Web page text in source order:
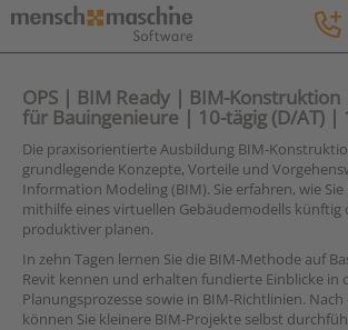
OPS | BIM Ready | BIM-
für Bauingenieure | 10-tägig (D/AT) |
Die praxisorientierte Ausbildung BIM-
grundlegende Konzepte, Vorteile und
Information Modeling (BIM). Sie erfahren, wie
mithilfe eines virtuellen Gebäudemodells künftig
produktiver planen.
In zehn Tagen lernen Sie die BIM-Methode auf
Revit kennen und erhalten fundierte Einblicke in
Planungsprozesse sowie in BIM-Richtlinien.
können Sie kleinere BIM-Projekte selbst